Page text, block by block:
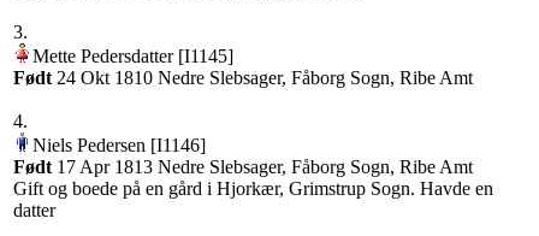
3.
‎Mette Pedersdatter‏‎ [I1145]‎
Født ‎24 Okt 1810 Nedre Slebsager, Fåborg Sogn, Ribe Amt‎
4.
‎Niels Pedersen‏‎ [I1146]‎
Født ‎17 Apr 1813 Nedre Slebsager, Fåborg Sogn, Ribe Amt‎
Gift og boede på en gård i Hjorkær, Grimstrup Sogn. Havde en
datter